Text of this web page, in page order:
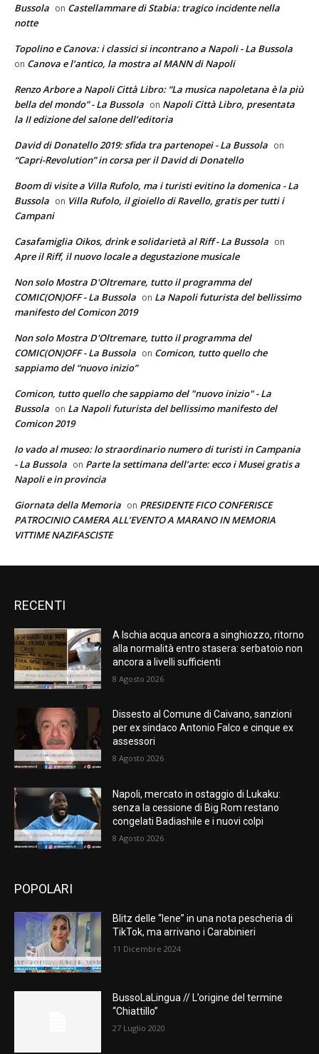
Bussola on Castellammare di Stabia: tragico incidente nella
notte
Topolino e Canova: i classici si incontrano a Napoli - La Bussola
on Canova e l’antico, la mostra al MANN di Napoli
Renzo Arbore a Napoli Città Libro: “La musica napoletana è la più
bella del mondo” - La Bussola on Napoli Città Libro, presentata
la II edizione del salone dell’editoria
David di Donatello 2019: sfida tra partenopei - La Bussola on
“Capri-Revolution” in corsa per il David di Donatello
Boom di visite a Villa Rufolo, ma i turisti evitino la domenica - La
Bussola on Villa Rufolo, il gioiello di Ravello, gratis per tutti i
Campani
Casafamiglia Oikos, drink e solidarietà al Riff - La Bussola on
Apre il Riff, il nuovo locale a degustazione musicale
Non solo Mostra D'Oltremare, tutto il programma del
COMIC(ON)OFF - La Bussola on La Napoli futurista del bellissimo
manifesto del Comicon 2019
Non solo Mostra D'Oltremare, tutto il programma del
COMIC(ON)OFF - La Bussola on Comicon, tutto quello che
sappiamo del “nuovo inizio”
Comicon, tutto quello che sappiamo del "nuovo inizio" - La
Bussola on La Napoli futurista del bellissimo manifesto del
Comicon 2019
Io vado al museo: lo straordinario numero di turisti in Campania
- La Bussola on Parte la settimana dell’arte: ecco i Musei gratis a
Napoli e in provincia
Giornata della Memoria on PRESIDENTE FICO CONFERISCE
PATROCINIO CAMERA ALL’EVENTO A MARANO IN MEMORIA
VITTIME NAZIFASCISTE
RECENTI
A Ischia acqua ancora a singhiozzo, ritorno
alla normalità entro stasera: serbatoio non
ancora a livelli sufficienti
8 Agosto 2026
Dissesto al Comune di Caivano, sanzioni
per ex sindaco Antonio Falco e cinque ex
assessori
8 Agosto 2026
Napoli, mercato in ostaggio di Lukaku:
senza la cessione di Big Rom restano
congelati Badiashile e i nuovi colpi
8 Agosto 2026
POPOLARI
Blitz delle “Iene” in una nota pescheria di
TikTok, ma arrivano i Carabinieri
11 Dicembre 2024
BussoLaLingua // L’origine del termine
“Chiattillo”
27 Luglio 2020